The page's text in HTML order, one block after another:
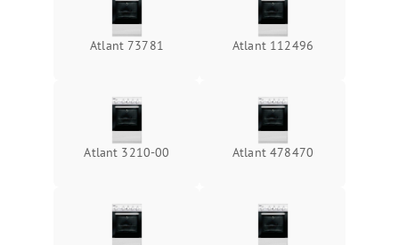
Atlant 73781 Atlant 112496
Atlant 3210-00 Atlant 478470